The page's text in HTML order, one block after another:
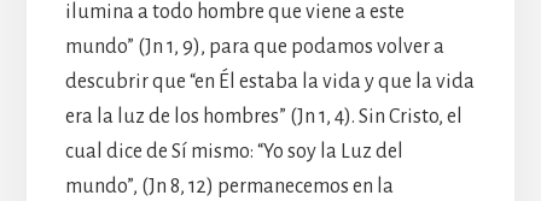
ilumina a todo hombre que viene a este
mundo” (Jn 1, 9), para que podamos volver a
descubrir que “en Él estaba la vida y que la vida
era la luz de los hombres” (Jn 1, 4). Sin Cristo, el
cual dice de Sí mismo: “Yo soy la Luz del
mundo”, (Jn 8, 12) permanecemos en la